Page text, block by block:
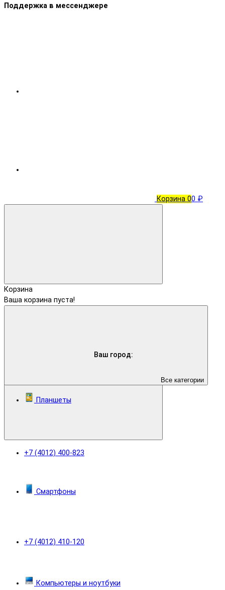
Поддержка в мессенджере
Ваш город:
+7 (4012) 400-823
+7 (4012) 410-120
Корзина 00 ₽
Корзина
Ваша корзина пуста!
Все категории
Планшеты
Смартфоны
Компьютеры и ноутбуки